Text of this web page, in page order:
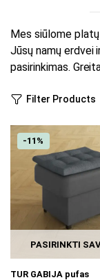
Mes siūlome
Jūsų namų erdvei
pasirinkimas.
Filter Products
-11%
PASIRINKTI
TUR GABIJA pufas